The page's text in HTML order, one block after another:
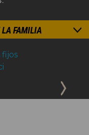
LA FAMILIA